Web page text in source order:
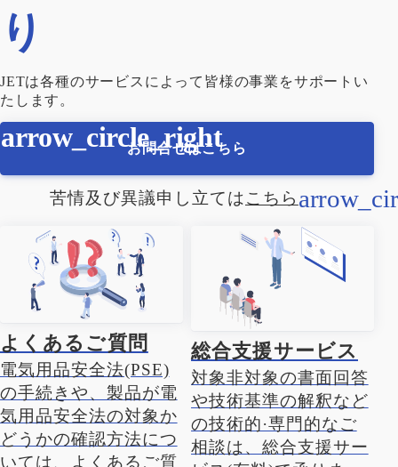
り
JETは各種のサービスによって皆様の事業をサポートい
たします。
お問合せはこちら
苦情及び異議申し立てはこちら
よくあるご質問
電気用品安全法(PSE)
の手続きや、製品が電
気用品安全法の対象か
どうかの確認方法につ
いては、よくあるご質
総合支援サービス
対象非対象の書面回答
や技術基準の解釈など
の技術的·専門的なご
相談は、総合支援サー